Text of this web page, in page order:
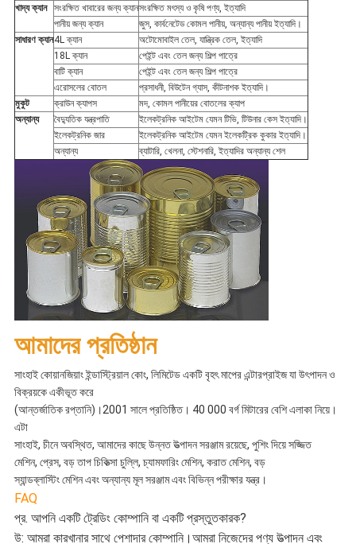
খাদ্য ক্যান সংরক্ষিত খাবারের জন্য ক্যানসংরক্ষিত মৎস্য ও কৃষি পণ্য, ইত্যাদি
পানীয় জন্য ক্যান
জুস, কার্বনেটেড কোমল পানীয়, অন্যান্য পানীয় ইত্যাদি।
সাধারণ ক্যান4L ক্যান
অটোমোবাইল তেল, যান্ত্রিক তেল, ইত্যাদি
18L ক্যান
পেইন্ট এবং তেল জন্য শিল্প পাত্রে
বাটি ক্যান
পেইন্ট এবং তেল জন্য শিল্প পাত্রে
এরোসলের বোতল
প্রসাধনী, বিউটেন গ্যাস, কীটনাশক ইত্যাদি।
মুকুট
ক্রাউন ক্যাপস
মদ, কোমল পানীয়ের বোতলের ক্যাপ
অন্যান্য
বৈদ্যুতিক যন্ত্রপাতি
ইলেকট্রনিক আইটেম যেমন টিভি, টিউনার কেস ইত্যাদি।
ইলেকট্রনিক জার
ইলেকট্রনিক আইটেম যেমন ইলেকট্রিক কুকার ইত্যাদি।
অন্যান্য
ব্যাটারি, খেলনা, স্টেশনারি, ইত্যাদির অন্যান্য শেল
আমাদের প্রতিষ্ঠান
সাংহাই কোয়ানজিয়াং ইন্ডাস্ট্রিয়াল কোং, লিমিটেড একটি বৃহৎ মাপের এন্টারপ্রাইজ যা উৎপাদন ও
বিক্রয়কে একীভূত করে
(আন্তর্জাতিক রপ্তানি)।2001 সালে প্রতিষ্ঠিত। 40 000 বর্গ মিটারের বেশি এলাকা নিয়ে।
এটা
সাংহাই, চীনে অবস্থিত, আমাদের কাছে উন্নত উত্পাদন সরঞ্জাম রয়েছে, পুশিং দিয়ে সজ্জিত
মেশিন, প্রেস, বড় তাপ চিকিত্সা চুল্লি, চ্যামফারিং মেশিন, করাত মেশিন, বড়
স্যান্ডব্লাস্টিং মেশিন এবং অন্যান্য মূল সরঞ্জাম এবং বিভিন্ন পরীক্ষার যন্ত্র।
FAQ
প্র. আপনি একটি ট্রেডিং কোম্পানি বা একটি প্রস্তুতকারক?
উ: আমরা কারখানার সাথে পেশাদার কোম্পানি।আমরা নিজেদের পণ্য উত্পাদন এবং